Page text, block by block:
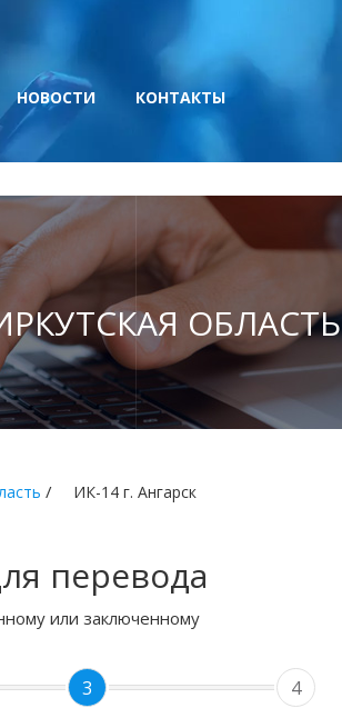
НОВОСТИ КОНТАКТЫ
ОБЛАСТЬ
/ ИК-14 г. Ангарск
перевода
или заключенному
3 4